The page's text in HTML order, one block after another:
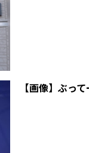
【画像】ぶっ